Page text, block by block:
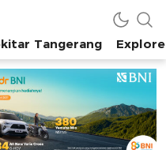
Raya
Tangerang